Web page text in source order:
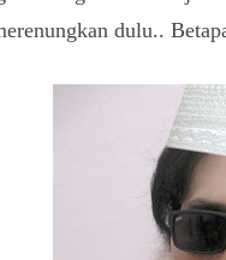
dulu..